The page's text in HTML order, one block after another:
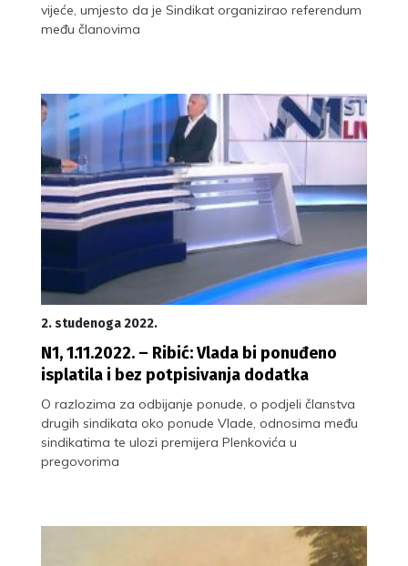
vijeće, umjesto da je Sindikat organizirao referendum
među članovima
2. studenoga 2022.
N1, 1.11.2022. – Ribić: Vlada bi ponuđeno
isplatila i bez potpisivanja dodatka
O razlozima za odbijanje ponude, o podjeli članstva
drugih sindikata oko ponude Vlade, odnosima među
sindikatima te ulozi premijera Plenkovića u
pregovorima